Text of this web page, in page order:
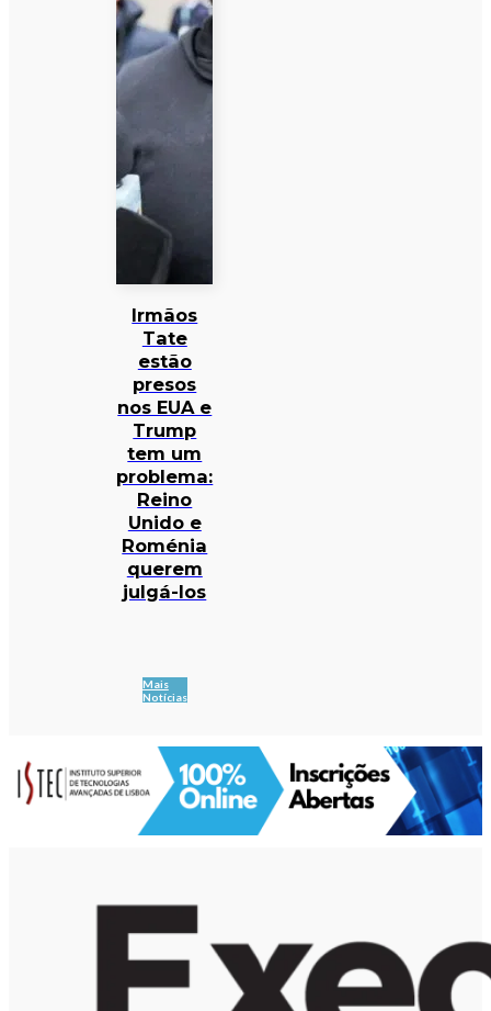
Irmãos
Tate
estão
presos
nos EUA e
Trump
tem um
problema:
Reino
Unido e
Roménia
querem
julgá-los
Mais
Notícias